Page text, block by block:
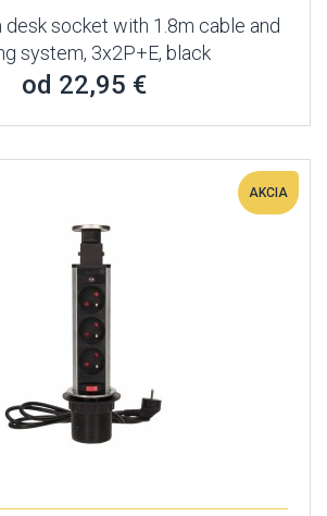
socket with 1.8m cable and
system, 3x2P+E, black
od 22,95 €
AKCIA